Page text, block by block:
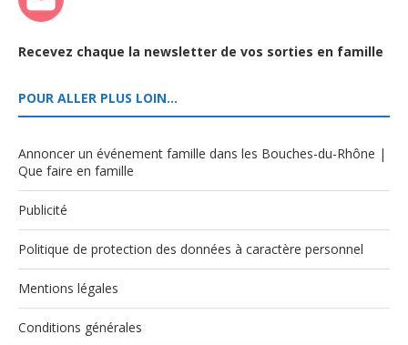
Recevez chaque la newsletter de vos sorties en famille
POUR ALLER PLUS LOIN…
Annoncer un événement famille dans les Bouches-du-Rhône |
Que faire en famille
Publicité
Politique de protection des données à caractère personnel
Mentions légales
Conditions générales